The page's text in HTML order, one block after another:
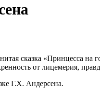
сказка «Принцесса на
от лицемерия,
Г.Х. Андерсена.